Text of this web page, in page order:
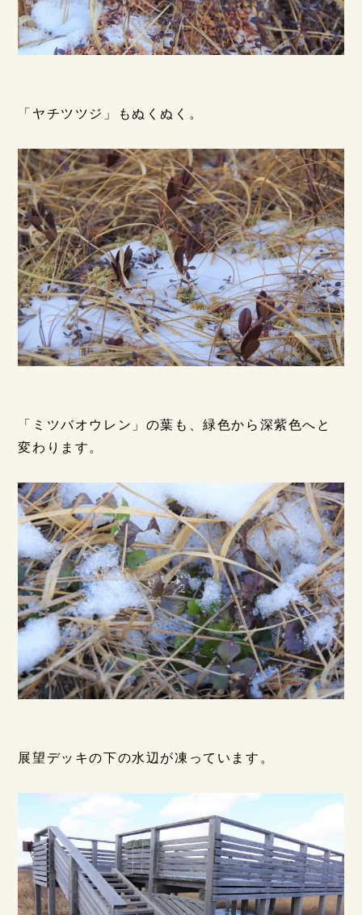
「ヤチツツジ」もぬくぬく。
「ミツバオウレン」の葉も、緑色から深紫色へと
変わります。
展望デッキの下の水辺が凍っています。